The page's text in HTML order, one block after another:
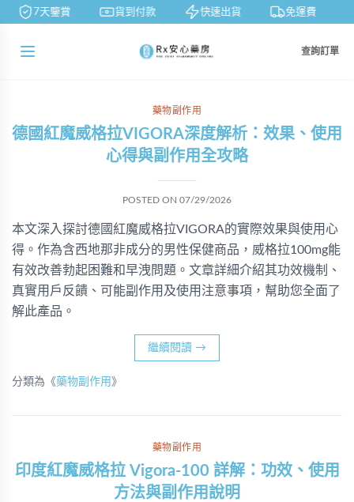
7天鑒賞 貨到付款 快速出貨 免運費
查詢訂單
藥物副作用
德國紅魔威格拉VIGORA深度解析：效果、使用
心得與副作用全攻略
POSTED ON 07/29/2026
本文深入探討德國紅魔威格拉VIGORA的實際效果與使用心
得。作為含西地那非成分的男性保健商品，威格拉100mg能
有效改善勃起困難和早洩問題。文章詳細介紹其功效機制、
真實用戶反饋、可能副作用及使用注意事項，幫助您全面了
解此產品。
繼續閱讀 →
分類為《藥物副作用 》
藥物副作用
印度紅魔威格拉 Vigora-100 詳解：功效、使用
方法與副作用說明